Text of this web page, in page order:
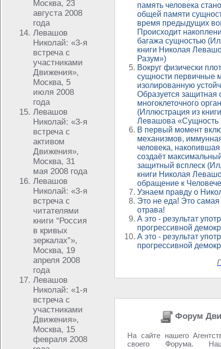
Москва, 23
августа 2008
года
Левашов
Николай: «3-я
встреча с
участниками
Движения»,
Москва, 5
июля 2008
года
Левашов
Николай: «3-я
встреча с
активом
Движения»,
Москва, 31
мая 2008 года
Левашов
Николай: «3-я
встреча с
читателями
книги “Россия
в кривых
зеркалах”»,
Москва, 19
апреля 2008
года
Левашов
Николай: «1-я
встреча с
участниками
Движения»,
Москва, 15
февраля 2008
память человека
общей памяти
время предыдущих
Происходит
багажа сущностью
книги Николая
Разум»)
Вокруг физически
сущности первичные
изолированную
Образуется защитная
многоклеточного
(Иллюстрация из
Левашова «Сущность
В первый момент
механизмов,
человека,
создаёт
защитный всплеск
книги Николая
обращение к
Узнаем правду о
Это не еда! Это
отрава!
А это - результат
прогрессивной
А это - результат
прогрессивной
Форум
На сайте нашего
своего Форума.